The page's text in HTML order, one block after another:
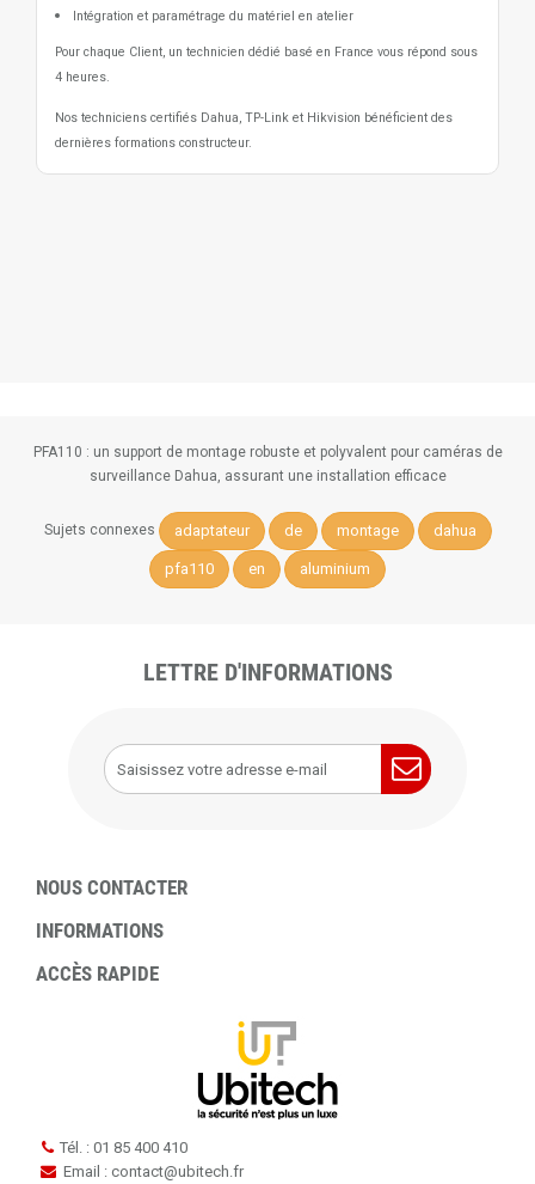
Intégration et paramétrage du matériel en atelier
Pour chaque Client, un technicien dédié basé en France vous répond sous
4 heures.
Nos techniciens certifiés Dahua, TP-Link et Hikvision bénéficient des
dernières formations constructeur.
PFA110 : un support de montage robuste et polyvalent pour caméras de
surveillance Dahua, assurant une installation efficace
Sujets connexes adaptateur de montage dahua
pfa110 en aluminium
LETTRE D'INFORMATIONS
NOUS CONTACTER
INFORMATIONS
ACCÈS RAPIDE
Tél. : 01 85 400 410
Email : contact@ubitech.fr